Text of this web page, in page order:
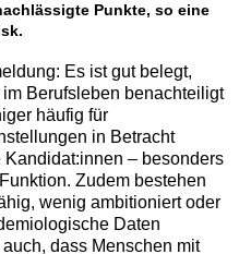
Punkte, so eine
Es ist gut belegt,
Berufsleben benachteiligt
häufig für
in Betracht
– besonders
Zudem bestehen
wenig ambitioniert oder
Daten
dass Menschen mit